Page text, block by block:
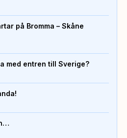
på Bromma – Skåne
med entren till Sverige?